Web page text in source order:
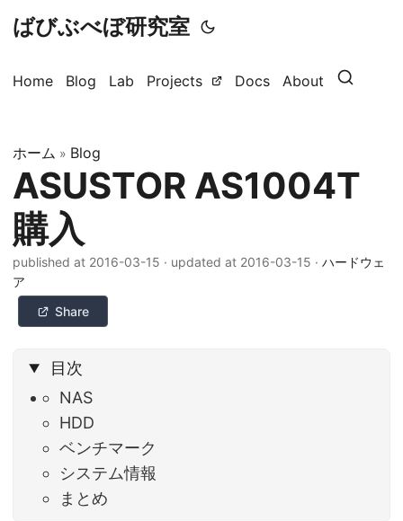
ばびぶべぼ研究室
Home Blog Lab Projects Docs About
ホーム » Blog
ASUSTOR AS1004T
購入
published at 2016-03-15 · updated at 2016-03-15 · ハードウェ
ア
Share
目次
NAS
HDD
ベンチマーク
システム情報
まとめ